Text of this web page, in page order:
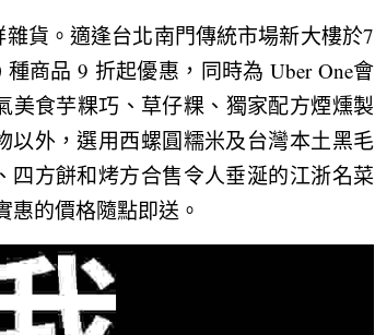
貨。適逢台北南門傳統市場新大樓於7
商品 9 折起優惠，同時為 Uber One會
美食芋粿巧、草仔粿、獨家配方煙燻製
以外，選用西螺圓糯米及台灣本土黑毛
方餅和烤方合售令人垂涎的江浙名菜
惠的價格隨點即送。